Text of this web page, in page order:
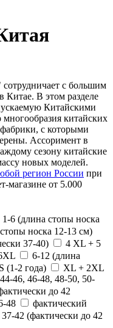
с большим
Китае. В этом разделе
Китайскими
китайских
фабрики, с которыми
Ассоримент в
сезону китайские
новых моделей.
регион России при
магазине от 5.000
1-6 (длина стопы носка
носка 12-13 см)
37-40)
4 XL + 5
6-12 (длина
S (1-2 года)
XL + 2XL
46, 46-48, 48-50, 50-
до 42
48
фактический
42 (фактически до 42